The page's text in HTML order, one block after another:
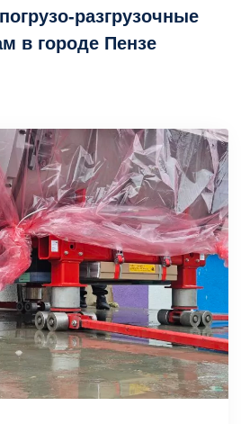
разгрузочные
в городе Пензе